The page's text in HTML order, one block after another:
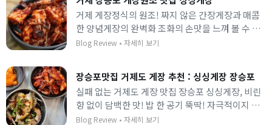
거제 게장정식의 원조! 짜지 않은 간장게장과 매콤
한 양념게장의 완벽화 조화의 손맛을 느껴 볼 수 있
는 곳입니다.
Blog Review • 자세히 보기
장승포맛집 거제도 게장 추천 : 싱싱게장 장승포
실패 없는 거제도 게장 맛집 장승포 싱싱게장, 비린
향 없이 담백한 맛! 밥 한 공기 뚝딱! 자극적이지 않
아 남녀노소 누구나 좋아할 맛입니다.
Blog Review • 자세히 보기